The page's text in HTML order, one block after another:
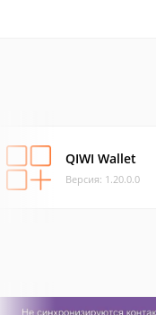
QIWI Wallet
Версия: 1.20.0.0